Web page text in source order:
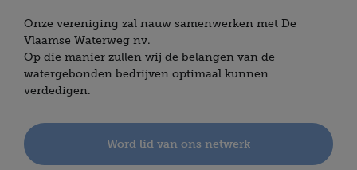
Onze vereniging zal nauw samenwerken met De
Vlaamse Waterweg nv.
Op die manier zullen wij de belangen van de
watergebonden bedrijven optimaal kunnen
verdedigen.
Word lid van ons netwerk